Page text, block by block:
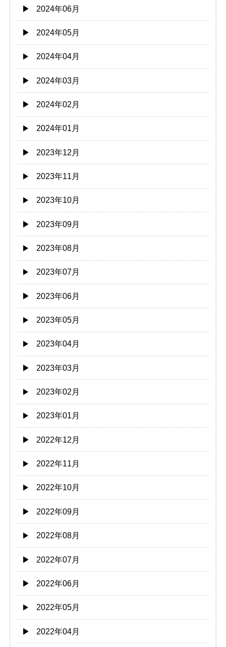
2024年06月
2024年05月
2024年04月
2024年03月
2024年02月
2024年01月
2023年12月
2023年11月
2023年10月
2023年09月
2023年08月
2023年07月
2023年06月
2023年05月
2023年04月
2023年03月
2023年02月
2023年01月
2022年12月
2022年11月
2022年10月
2022年09月
2022年08月
2022年07月
2022年06月
2022年05月
2022年04月